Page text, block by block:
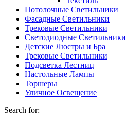
Потолочные Светильники
Фасадные Светильники
Трековые Светильники
Светодиодные Светильники
Детские Люстры и Бра
Трековые Светильники
Подсветка Лестниц
Настольные Лампы
Торшеры
Уличное Освещение
Search for: